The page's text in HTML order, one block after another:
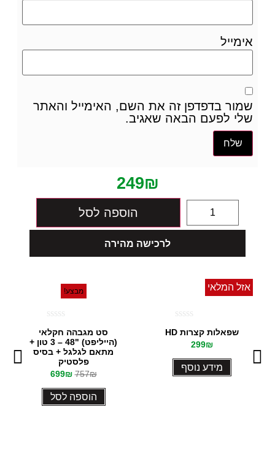
אימייל
שמור בדפדפן זה את השם, האימייל והאתר
שלי לפעם הבאה שאגיב.
249₪
הוספה לסל
לרכישה מהירה
אזל המלאי
שפאלות קצרות HD
299₪
מידע נוסף
דורג
0
5
מבצע!
סט מגבהה חקלאי
(הייליפט) "48 – 3 טון +
מתאם לגלגל + בסיס
פלסטיק
757₪
699₪
הוספה לסל
0
מתוך
5